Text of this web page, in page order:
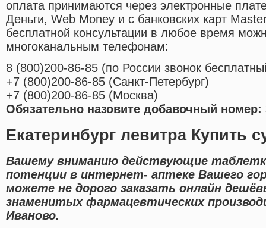
оплата принимаются через электронные
Деньги, Web Money и с банковских карт
бесплатной консультации в любое время
многоканальным телефонам:
8 (800)200-86-85 (по России звонок
+7 (800)200-86-85 (Санкт-Петербург)
+7 (800)200-86-85 (Москва)
Обязательно назовите добавочный номер:
Екатеринбург левитра Купить
Вашему вниманию действующие
потенции в интернет- аптеке Вашего
можете не дорого заказать онлайн
знаменитых фармацевтических
Иваново.